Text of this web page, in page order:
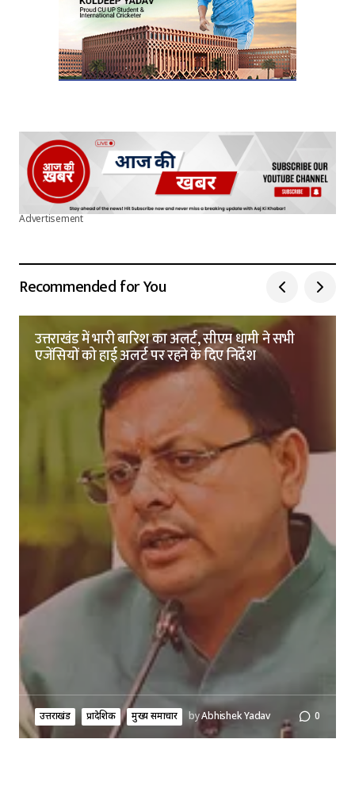
Advertisement
Recommended for You
उत्तराखंड में भारी बारिश का अलर्ट, सीएम धामी ने सभी
एजेंसियों को हाई अलर्ट पर रहने के दिए निर्देश
उत्तराखंड प्रादेशिक मुख्य समाचार byAbhishek Yadav 0